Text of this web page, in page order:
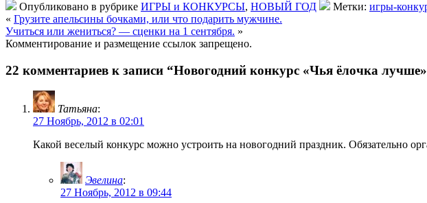
Опубликовано в рубрике ИГРЫ и КОНКУРСЫ, НОВЫЙ ГОД Метки: игры-
« Грузите апельсины бочками, или что подарить мужчине.
Учиться или жениться? — сценки на 1 сентября. »
Комментирование и размещение ссылок запрещено.
22 комментариев к записи “Новогодний конкурс «Чья ёлочка
Татьяна:
27 Ноябрь, 2012 в 02:01
Какой веселый конкурс можно устроить на новогодний праздник. Обязательно
Эвелина:
27 Ноябрь, 2012 в 09:44